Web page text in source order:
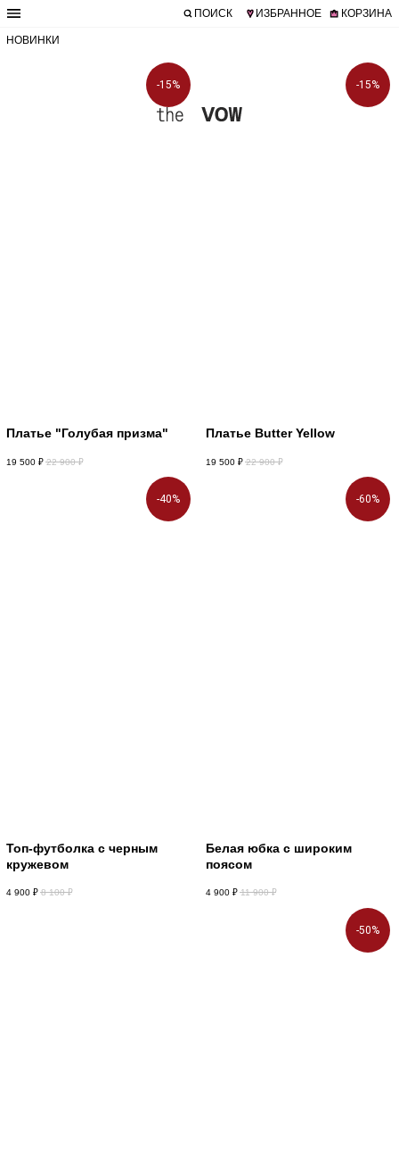
ИЗБРАННОЕ КОРЗИНА
ПОИСК
НОВИНКИ
-15%
Платье "Голубая призма"
19 500 ₽ 22 900 ₽
-15%
Платье Butter Yellow
19 500 ₽ 22 900 ₽
-40%
Топ-футболка с черным
кружевом
4 900 ₽ 8 100 ₽
-60%
Белая юбка с широким
поясом
4 900 ₽ 11 900 ₽
-50%